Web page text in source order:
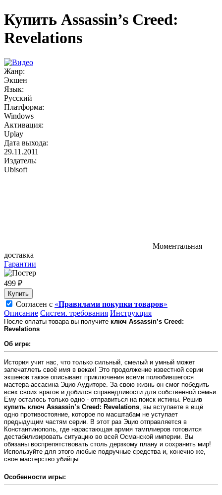
Купить Assassin’s Creed:
Revelations
Жанр:
Экшен
Язык:
Русский
Платформа:
Windows
Активация:
Uplay
Дата выхода:
29.11.2011
Издатель:
Ubisoft
Моментальная
доставка
Гарантии
499 ₽
Купить
Согласен с «Правилами покупки товаров»
Описание Систем. требования Инструкция
После оплаты товара вы получите ключ Assassin’s Creed:
Revelations
Об игре:
История учит нас, что только сильный, смелый и умный может
запечатлеть своё имя в веках! Это продолжение известной серии
экшенов также описывает приключения всеми полюбившегося
мастера-ассасина Эцио Аудиторе. За свою жизнь он смог победить
всех своих врагов и добился справедливости для собственной семьи.
Ему осталось только одно - отправиться на поиск истины. Решив
купить ключ Assassin’s Creed: Revelations , вы вступаете в ещё
одно противостояние, которое по масштабам не уступает
предыдущим частям серии. В этот раз Эцио отправляется в
Константинополь, где нарастающая армия тамплиеров готовится
дестабилизировать ситуацию во всей Османской империи. Вы
обязаны воспрепятствовать столь дерзкому плану и сохранить мир!
Используйте для этого любые подручные средства и, конечно же,
свое мастерство убийцы.
Особенности игры: